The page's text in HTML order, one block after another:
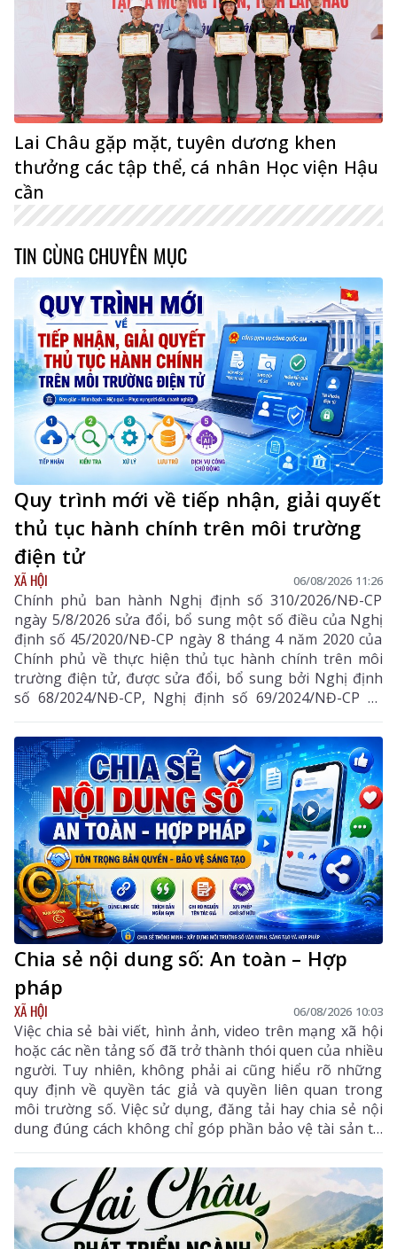
Lai Châu gặp mặt, tuyên dương khen
thưởng các tập thể, cá nhân Học viện Hậu
cần
TIN CÙNG CHUYÊN MỤC
Quy trình mới về tiếp nhận, giải quyết
thủ tục hành chính trên môi trường
điện tử
XÃ HỘI 06/08/2026 11:26
Chính phủ ban hành Nghị định số 310/2026/NĐ-CP
ngày 5/8/2026 sửa đổi, bổ sung một số điều của Nghị
định số 45/2020/NĐ-CP ngày 8 tháng 4 năm 2020 của
Chính phủ về thực hiện thủ tục hành chính trên môi
trường điện tử, được sửa đổi, bổ sung bởi Nghị định
số 68/2024/NĐ-CP, Nghị định số 69/2024/NĐ-CP và
Nghị định số 118/2025/NĐ-CP.
Chia sẻ nội dung số: An toàn – Hợp
pháp
XÃ HỘI 06/08/2026 10:03
Việc chia sẻ bài viết, hình ảnh, video trên mạng xã hội
hoặc các nền tảng số đã trở thành thói quen của nhiều
người. Tuy nhiên, không phải ai cũng hiểu rõ những
quy định về quyền tác giả và quyền liên quan trong
môi trường số. Việc sử dụng, đăng tải hay chia sẻ nội
dung đúng cách không chỉ góp phần bảo vệ tài sản trí
tuệ của tác giả, mà còn giúp mỗi cá nhân tránh những
vi phạm pháp luật khi tham gia không gian mạng.